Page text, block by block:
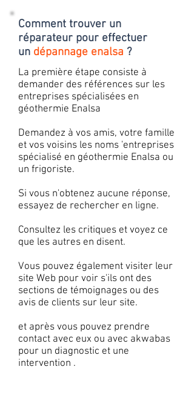
Comment trouver un
réparateur pour effectuer
un dépannage enalsa ?
La première étape consiste à
demander des références sur les
entreprises spécialisées en
géothermie Enalsa
Demandez à vos amis, votre famille
et vos voisins les noms 'entreprises
spécialisé en géothermie Enalsa ou
un frigoriste.
Si vous n'obtenez aucune réponse,
essayez de rechercher en ligne.
Consultez les critiques et voyez ce
que les autres en disent.
Vous pouvez également visiter leur
site Web pour voir s'ils ont des
sections de témoignages ou des
avis de clients sur leur site.
et après vous pouvez prendre
contact avec eux ou avec akwabas
pour un diagnostic et une
intervention .